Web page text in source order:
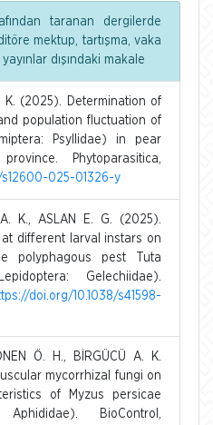
taranan dergilerde
mektup, tartışma, vaka
dışındaki makale
K. (2025). Determination of
population fluctuation of
Psyllidae) in pear
Phytoparasitica,
s12600-025-01326-y
K., ASLAN E. G. (2025).
different larval instars on
polyphagous pest Tuta
Gelechiidae).
doi.org/10.1038/s41598-
Ö. H., BİRGÜCÜ A. K.
mycorrhizal fungi on
of Myzus persicae
BioControl,